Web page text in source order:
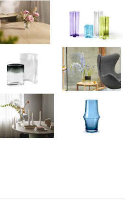
トピース的なフラワーベースで、花との暮
らしを始めてみよう